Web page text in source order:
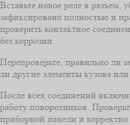
Вставьте новое реле в разъем,
зафиксировано полностью и
проверить контактное
без коррозии.
Перепроверьте, правильно ли
ли другие элементы кузова
После всех соединений
работу поворотников.
приборной панели и